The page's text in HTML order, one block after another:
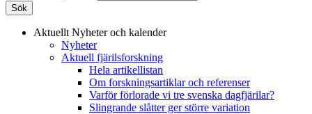
Aktuellt Nyheter och kalender
Nyheter
Aktuell fjärilsforskning
Hela artikellistan
Om forskningsartiklar och referenser
Varför förlorade vi tre svenska dagfjärilar?
Slingrande slåtter ger större variation